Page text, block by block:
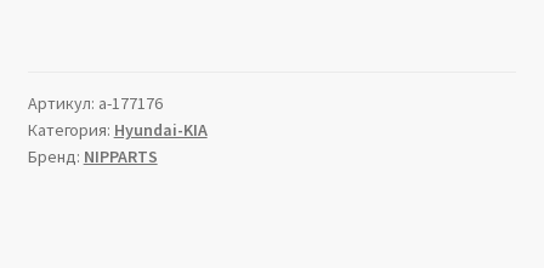
Артикул: a-177176
Категория: Hyundai-KIA
Бренд: NIPPARTS